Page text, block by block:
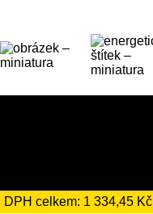
DPH celkem: 1 334,45 Kč